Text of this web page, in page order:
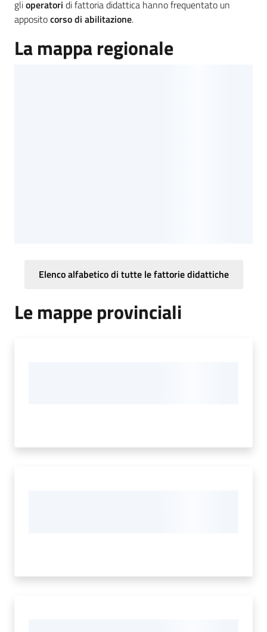
caccia e
pesca
Argomenti
glioperatori di fattoria didattica hanno frequentato un
appositocorso di abilitazione.
La mappa regionale
Elenco alfabetico di tutte le fattorie didattiche
Le mappe provinciali